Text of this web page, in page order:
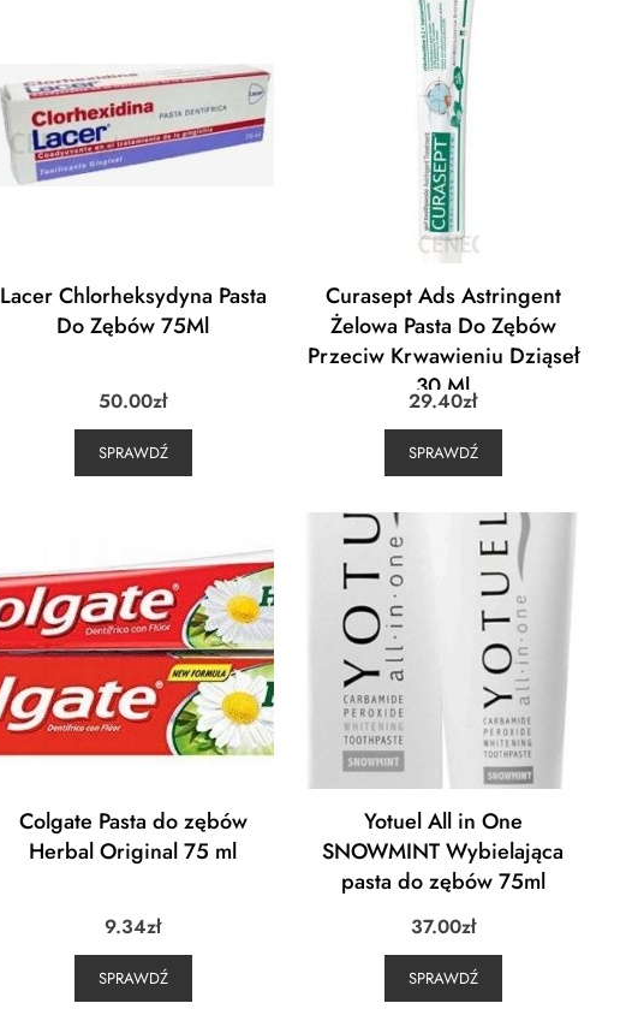
Lacer Chlorheksydyna Pasta
Do Zębów 75Ml
50.00zł
SPRAWDŹ
Curasept Ads Astringent
Żelowa Pasta Do Zębów
Przeciw Krwawieniu Dziąseł
30 Ml
29.40zł
SPRAWDŹ
Colgate Pasta do zębów
Herbal Original 75 ml
9.34zł
SPRAWDŹ
Yotuel All in One
SNOWMINT Wybielająca
pasta do zębów 75ml
37.00zł
SPRAWDŹ